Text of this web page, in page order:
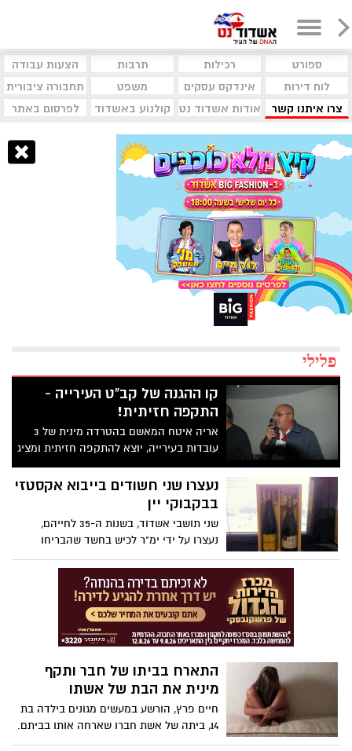
ספורט רכילות תרבות
הצעות עבודה
לוח דירות
אינדקס עסקים משפט
תחבורה ציבורית
צרו איתנו קשר
אודות אשדוד נט קולנוע באשדוד לפרסום באתר
פלילי
קו ההגנה של קב"ט העירייה -
התקפה חזיתית!
אריה איטח המאשם בהטרדה מינית של 3
עובדות בעירייה, יוצא להתקפה חזיתית ומציג
טענות להעלמות מסמכים בבית המשפט,
לקנונייה ולתיאום בין עדים. עו"ד מנחם
רובינשטיין מאשים: "יד נעלמה, שככל הנראה
שייכת לפטרונם של המתלוננות בתיק, דאגה
לחדור לתוך כספת ביהמ"ש ולגנוב משם
מסמכים". המסמכים שנעלמו לטענתו, הם אלו
שהיו אמורים להוכיח את המניע לקנוניה זו.
עוד מאשים עורך הדין (כפי שכבר פרסמנו
ב2011)בחשד לתיאום עדויות. ההגנה תנסה
להוכיח שנמנע ממנו להגן על עצמו כיאות
ומכאן שבית המשפט יצטרך לזכותו.
נעצרו שני חשודים בייבוא אקסטזי
בבקבוקי יין
שני תושבי אשדוד, בשנות ה-35 לחייהם,
נעצרו על ידי ימ"ר לכיש בחשד שהבריחו
לארץ סם מסוג אקסטזי, שהוסלק בתוך
בקבוקי יין. אחד החשודים עובד בסניף דואר
באשדוד. יובאו מחר להארכת מעצר
התארח בביתו של חבר ותקף
מינית את הבת של אשתו
חיים פרץ, הורשע במעשים מגונים בילדה בת
14, ביתה של אשת חברו שארחה אותו בביתם.
מכתב האישום עולה סיפור של ליל בלהות